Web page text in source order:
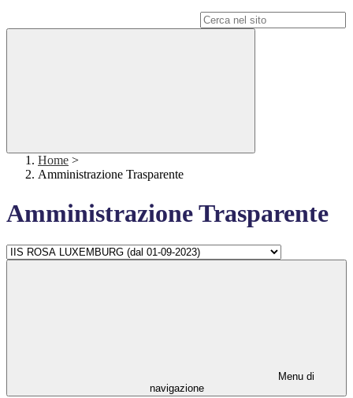
Home >
Amministrazione Trasparente
Amministrazione Trasparente
Menu di
navigazione